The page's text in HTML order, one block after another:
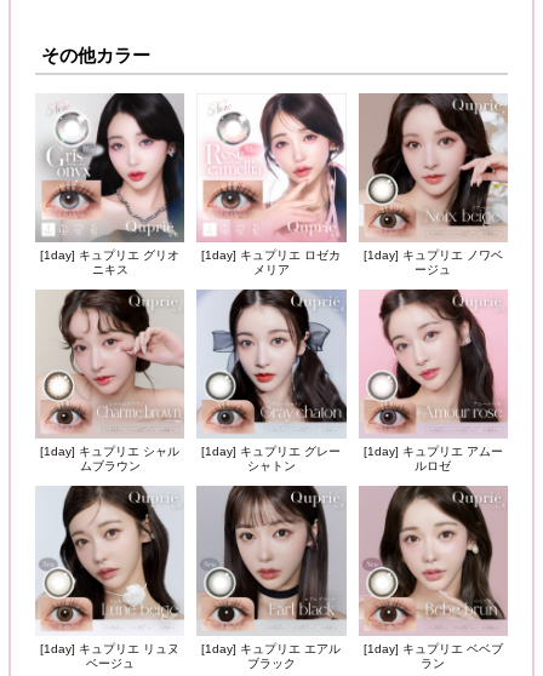
その他カラー
[1day] キュプリエ グリオ
ニキス
[1day] キュプリエ ロゼカ
メリア
[1day] キュプリエ ノワベ
ージュ
[1day] キュプリエ シャル
ムブラウン
[1day] キュプリエ グレー
シャトン
[1day] キュプリエ アムー
ルロゼ
[1day] キュプリエ リュヌ
ベージュ
[1day] キュプリエ エアル
ブラック
[1day] キュプリエ ベベブ
ラン